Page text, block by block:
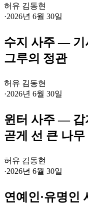
허유 김동현
·2026년 6월 30일
수지 사주 — 기
그루의 정관
허유 김동현
·2026년 6월 30일
윈터 사주 — 갑
곧게 선 큰 나무
허유 김동현
·2026년 6월 30일
연예인·유명인